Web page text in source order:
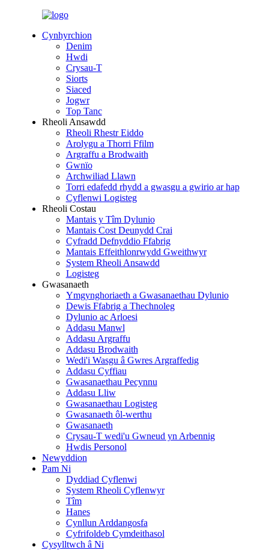
Cynhyrchion
Denim
Hwdi
Crysau-T
Siorts
Siaced
Jogwr
Top Tanc
Rheoli Ansawdd
Rheoli Rhestr Eiddo
Arolygu a Thorri Ffilm
Argraffu a Brodwaith
Gwnïo
Archwiliad Llawn
Torri edafedd rhydd a gwasgu a gwirio ar hap
Cyflenwi Logisteg
Rheoli Costau
Mantais y Tîm Dylunio
Mantais Cost Deunydd Crai
Cyfradd Defnyddio Ffabrig
Mantais Effeithlonrwydd Gweithwyr
System Rheoli Ansawdd
Logisteg
Gwasanaeth
Ymgynghoriaeth a Gwasanaethau Dylunio
Dewis Ffabrig a Thechnoleg
Dylunio ac Arloesi
Addasu Manwl
Addasu Argraffu
Addasu Brodwaith
Wedi'i Wasgu â Gwres Argraffedig
Addasu Cyffiau
Gwasanaethau Pecynnu
Addasu Lliw
Gwasanaethau Logisteg
Gwasanaeth ôl-werthu
Gwasanaeth
Crysau-T wedi'u Gwneud yn Arbennig
Hwdis Personol
Newyddion
Pam Ni
Dyddiad Cyflenwi
System Rheoli Cyflenwyr
Tîm
Hanes
Cynllun Arddangosfa
Cyfrifoldeb Cymdeithasol
Cysylltwch â Ni